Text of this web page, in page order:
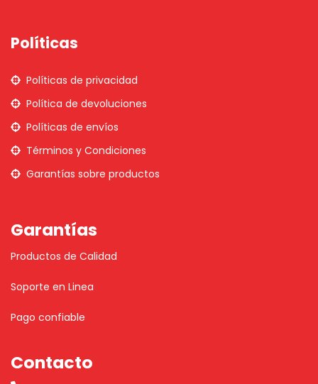
Políticas
Políticas de privacidad
Política de devoluciones
Políticas de envíos
Términos y Condiciones
Garantías sobre productos
Garantías
Productos de Calidad
Soporte en Linea
Pago confiable
Contacto